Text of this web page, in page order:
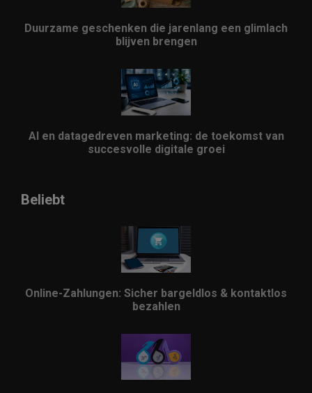
Duurzame geschenken die jarenlang een glimlach
blijven brengen
AI en datagedreven marketing: de toekomst van
succesvolle digitale groei
Beliebt
Online-Zahlungen: Sicher bargeldlos & kontaktlos
bezahlen